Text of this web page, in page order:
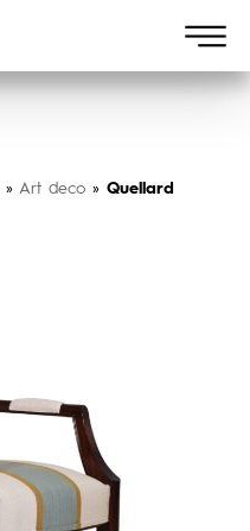
» Art deco » Quellard